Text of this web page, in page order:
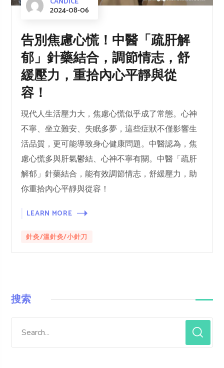
2024-08-06
告別焦慮心慌！中醫「疏肝解
郁」針藥結合，調節情志，舒
緩壓力，重拾內心平靜與從
容！
現代人生活壓力大，焦慮心慌似乎成了常態。心神
不寧、坐立難安、失眠多夢，這些症狀不僅影響生
活品質，更可能導致身心健康問題。中醫認為，焦
慮心慌多與肝氣鬱結、心神不寧有關。中醫「疏肝
解郁」針藥結合，能有效調節情志，舒緩壓力，助
你重拾內心平靜與從容！
LEARN MORE
針灸/溫針灸/小針刀
搜索